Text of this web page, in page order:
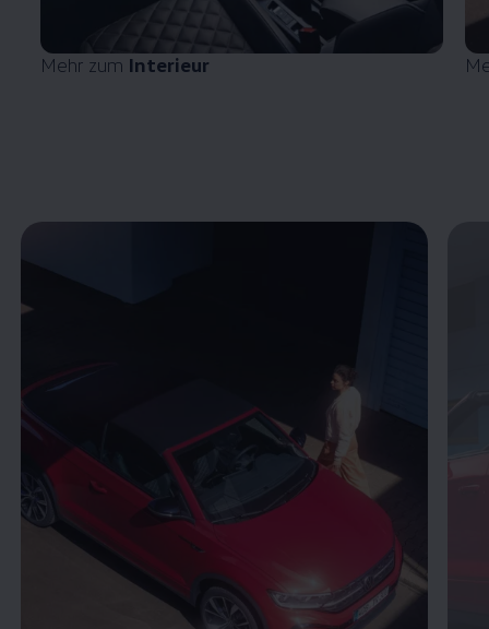
Mehr zum Interieur
Enable fullscreen mode